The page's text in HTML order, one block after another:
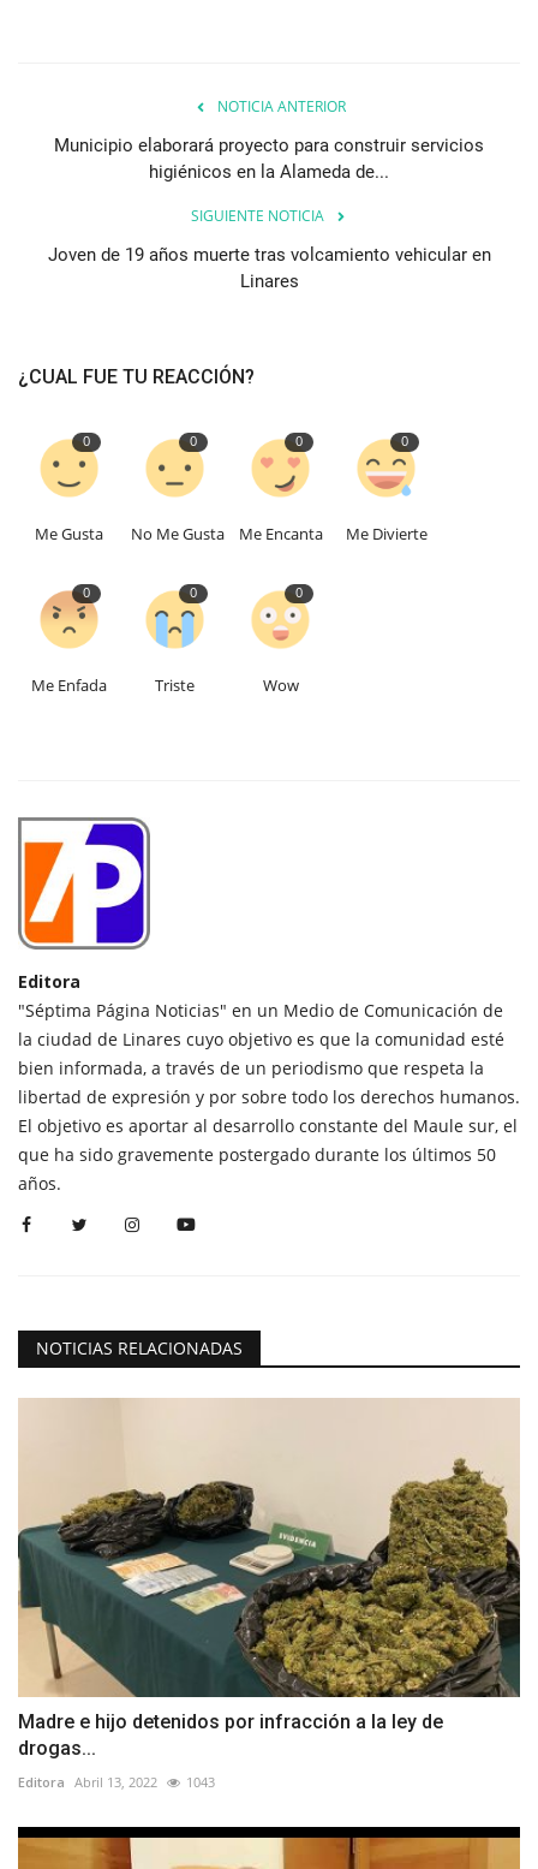
NOTICIA ANTERIOR
Municipio elaborará proyecto para construir servicios
higiénicos en la Alameda de...
SIGUIENTE NOTICIA
Joven de 19 años muerte tras volcamiento vehicular en
Linares
¿CUAL FUE TU REACCIÓN?
0
Me Gusta
0
No Me Gusta
0
Me Encanta
0
Me Divierte
0
Me Enfada
0
Triste
0
Wow
Editora
"Séptima Página Noticias" en un Medio de Comunicación de
la ciudad de Linares cuyo objetivo es que la comunidad esté
bien informada, a través de un periodismo que respeta la
libertad de expresión y por sobre todo los derechos humanos.
El objetivo es aportar al desarrollo constante del Maule sur, el
que ha sido gravemente postergado durante los últimos 50
años.
NOTICIAS RELACIONADAS
Madre e hijo detenidos por infracción a la ley de
drogas...
Editora Abril 13, 2022 1043